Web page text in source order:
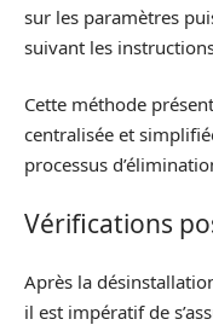
sur les paramètres
suivant les
Cette méthode
centralisée et
processus
Vérifications
Après la
il est impératif de